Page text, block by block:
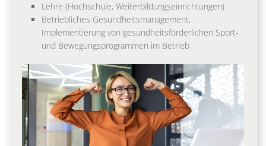
Lehre (Hochschule, Weiterbildungseinrichtungen)
Betriebliches Gesundheitsmanagement,
Implementierung von gesundheitsförderlichen Sport-
und Bewegungsprogrammen im Betrieb